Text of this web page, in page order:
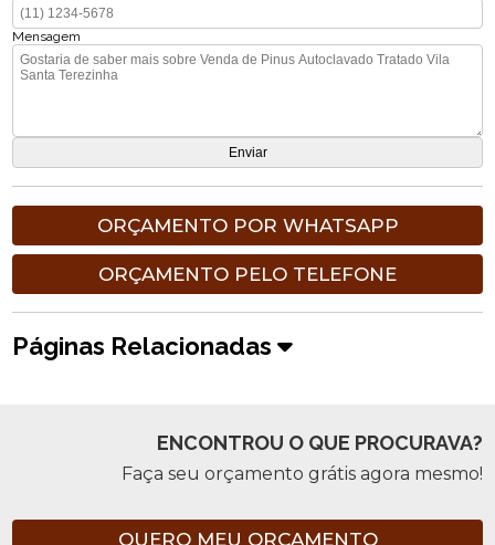
Mensagem
ORÇAMENTO POR WHATSAPP
ORÇAMENTO PELO TELEFONE
Páginas Relacionadas
ENCONTROU O QUE PROCURAVA?
Faça seu orçamento grátis agora mesmo!
QUERO MEU ORÇAMENTO